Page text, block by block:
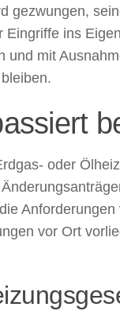
gezwungen,
Eingriffe ins
und mit
oder
vor Ort